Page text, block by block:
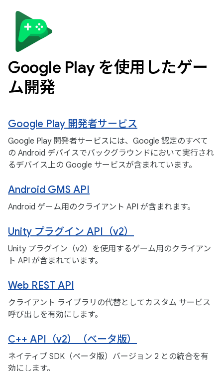
Google Play を使用したゲー
ム開発
Google Play 開発者サービス
Google Play 開発者サービスには、Google 認定のすべて
の Android デバイスでバックグラウンドにおいて実行され
るデバイス上の Google サービスが含まれています。
Android GMS API
Android ゲーム用のクライアント API が含まれます。
Unity プラグイン API（v2）
Unity プラグイン（v2）を使用するゲーム用のクライアン
ト API が含まれています。
Web REST API
クライアント ライブラリの代替としてカスタム サービス
呼び出しを有効にします。
C++ API（v2）（ベータ版）
ネイティブ SDK（ベータ版）バージョン 2 との統合を有
効にします。